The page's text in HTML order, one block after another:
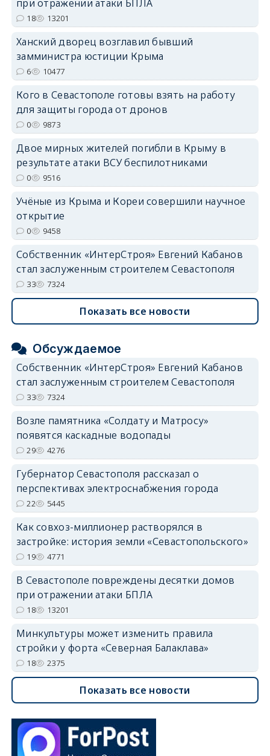
erid: 2SDnjdvhGXG
при отражении атаки БПЛА
18 13201
Ханский дворец возглавил бывший
замминистра юстиции Крыма
6 10477
Кого в Севастополе готовы взять на работу
для защиты города от дронов
0 9873
Двое мирных жителей погибли в Крыму в
результате атаки ВСУ беспилотниками
0 9516
Учёные из Крыма и Кореи совершили научное
открытие
0 9458
Собственник «ИнтерСтроя» Евгений Кабанов
стал заслуженным строителем Севастополя
33 7324
Показать все новости
Обсуждаемое
Собственник «ИнтерСтроя» Евгений Кабанов
стал заслуженным строителем Севастополя
33 7324
Возле памятника «Солдату и Матросу»
появятся каскадные водопады
29 4276
Губернатор Севастополя рассказал о
перспективах электроснабжения города
22 5445
Как совхоз-миллионер растворялся в
застройке: история земли «Севастопольского»
19 4771
В Севастополе повреждены десятки домов
при отражении атаки БПЛА
18 13201
Минкультуры может изменить правила
стройки у форта «Северная Балаклава»
18 2375
Показать все новости